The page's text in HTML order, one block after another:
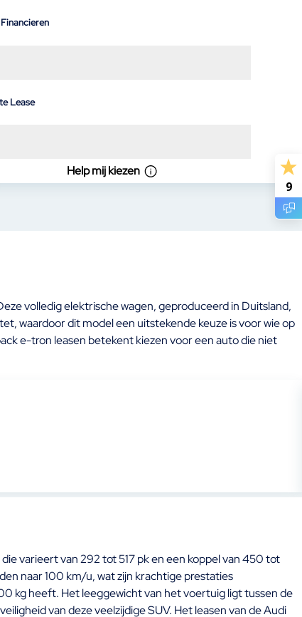
Lease
Help mij kiezen
volledig elektrische wagen, geproduceerd in Duitsland,
waardoor dit model een uitstekende keuze is voor wie op
e-tron leasen betekent kiezen voor een auto die niet
varieert van 292 tot 517 pk en een koppel van 450 tot
naar 100 km/u, wat zijn krachtige prestaties
kg heeft. Het leeggewicht van het voertuig ligt tussen de
van deze veelzijdige SUV. Het leasen van de Audi
9